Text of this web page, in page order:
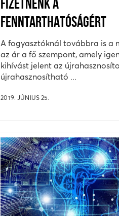
FIZETNÉNK A
FENNTARTHATÓSÁGÉRT
A fogyasztóknál továbbra is a
az ár a fő szempont, amely
kihívást jelent az
újrahasznosítható ...
2019. JÚNIUS 25.